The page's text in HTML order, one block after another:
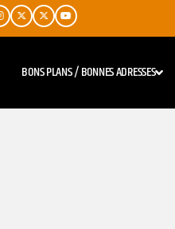
BONS PLANS / BONNES ADRESSES